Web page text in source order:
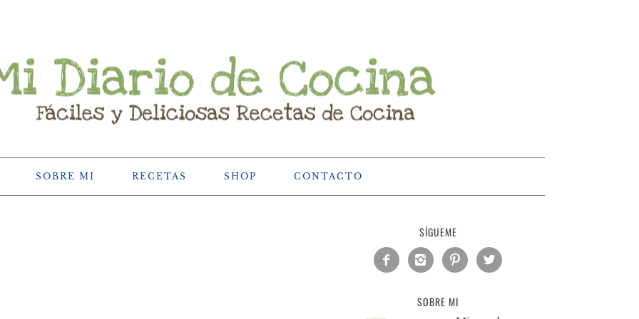
SOBRE MI RECETAS SHOP CONTACTO
SÍGUEME
   
SOBRE MI